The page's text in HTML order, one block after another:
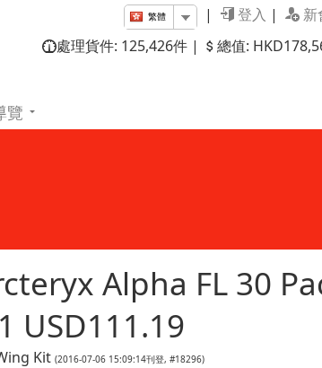
繁體 | 登入 |
新
處理貨件: 125,426件 |
總值:
覽
Alpha FL 30
USD111.19
Kit (2016-07-06 15:09:14刊登, #18296)